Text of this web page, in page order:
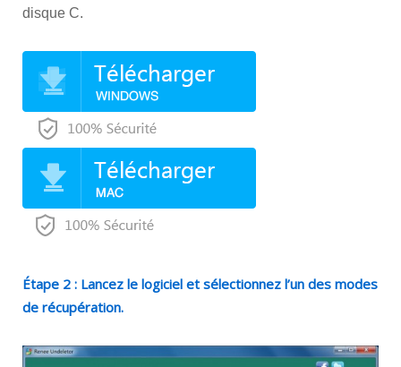
disque C.
Étape 2 : Lancez le logiciel et sélectionnez l’un des modes
de récupération.